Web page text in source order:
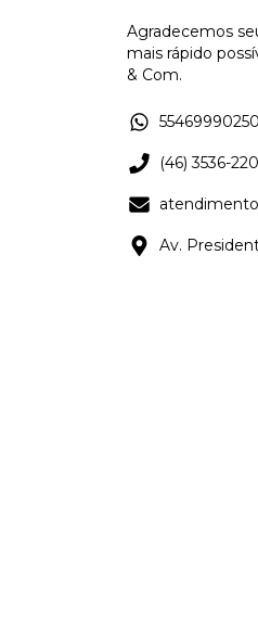
Agradecemos
mais rápido
& Com.
(46) 3536-
Av.